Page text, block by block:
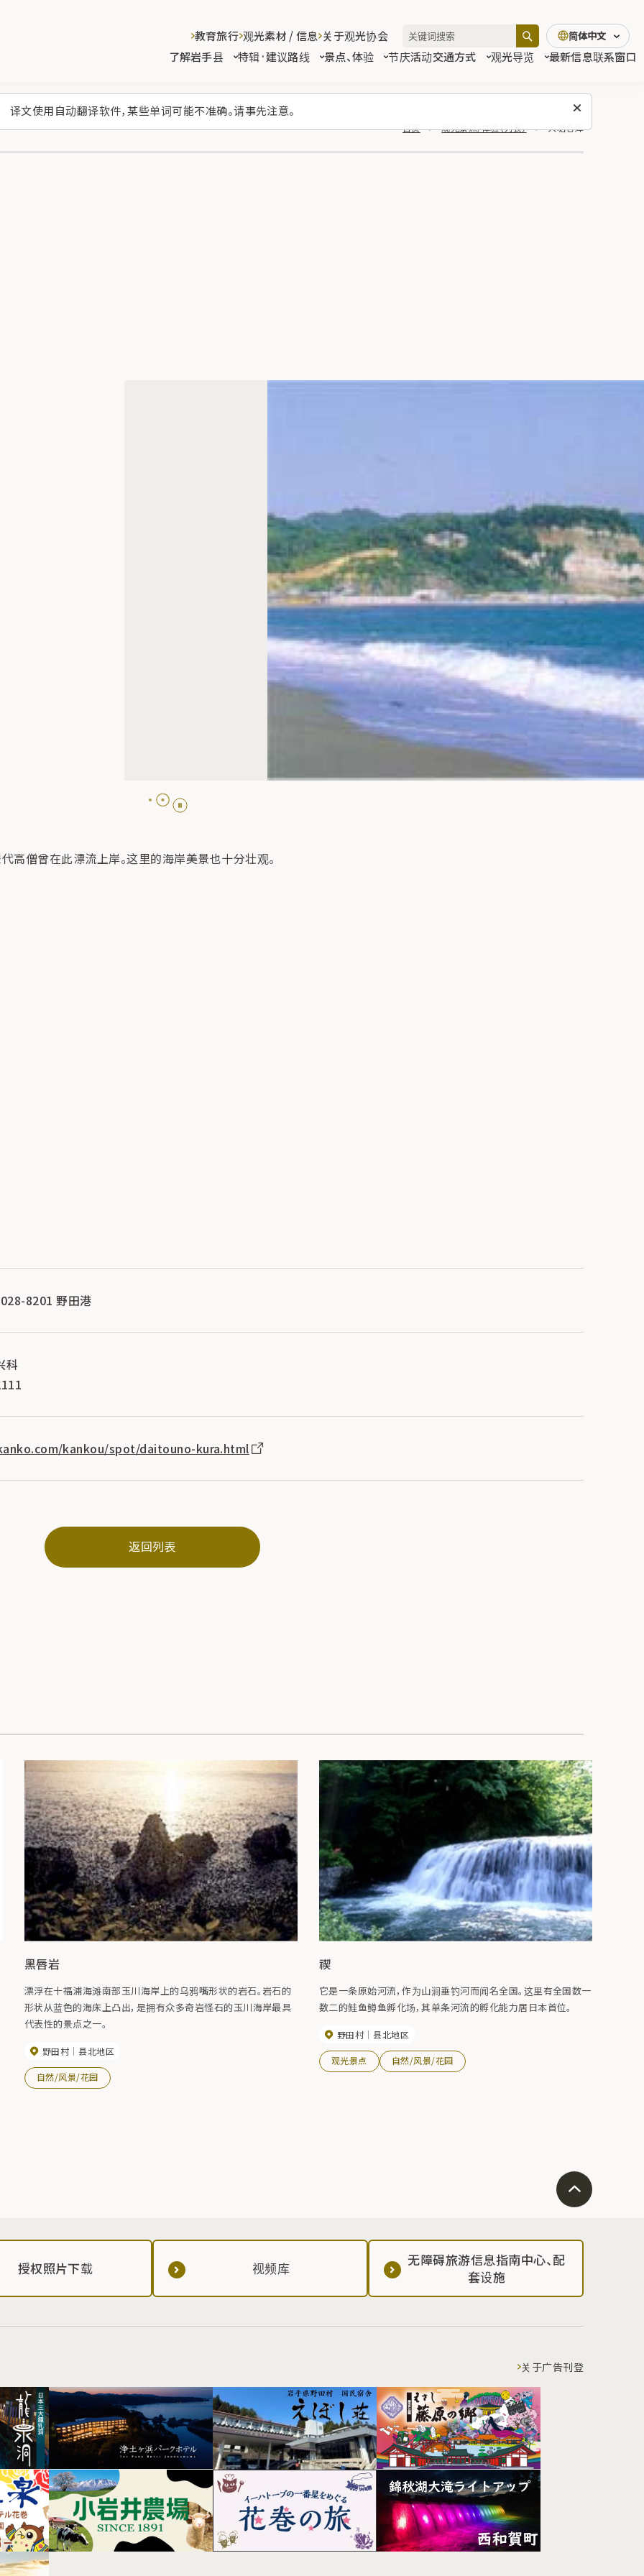
译文使用自动翻译软件，某些单词可能不准确。请事先注意。
了解岩手县 特辑·建议路线 景点、体验 节庆活动交通方式 观光导览 最新信息联系窗口
教育旅行 观光素材 / 信息 关于观光协会 简体中文
首页 观光景点/体验（列表） 大塘仓库
高僧曾在此漂流上岸。这里的海岸美景也十分壮观。
028-8201 野田港
科
kankou/spot/daitouno-kura.html
返回列表
黑唇岩
漂浮在十福浦海滩南部玉川海岸上的乌鸦嘴形状的岩石。岩石的
形状从蓝色的海床上凸出，是拥有众多奇岩怪石的玉川海岸最具
代表性的景点之一。
野田村 县北地区
自然/风景/花园
禊
它是一条原始河流，作为山涧垂钓河而闻名全国。这里有全国数一
数二的鲑鱼鳟鱼孵化场，其单条河流的孵化能力居日本首位。
野田村 县北地区
观光景点 自然/风景/花园
授权照片下载 视频库
无障碍旅游信息指南中心、配
套设施
关于广告刊登